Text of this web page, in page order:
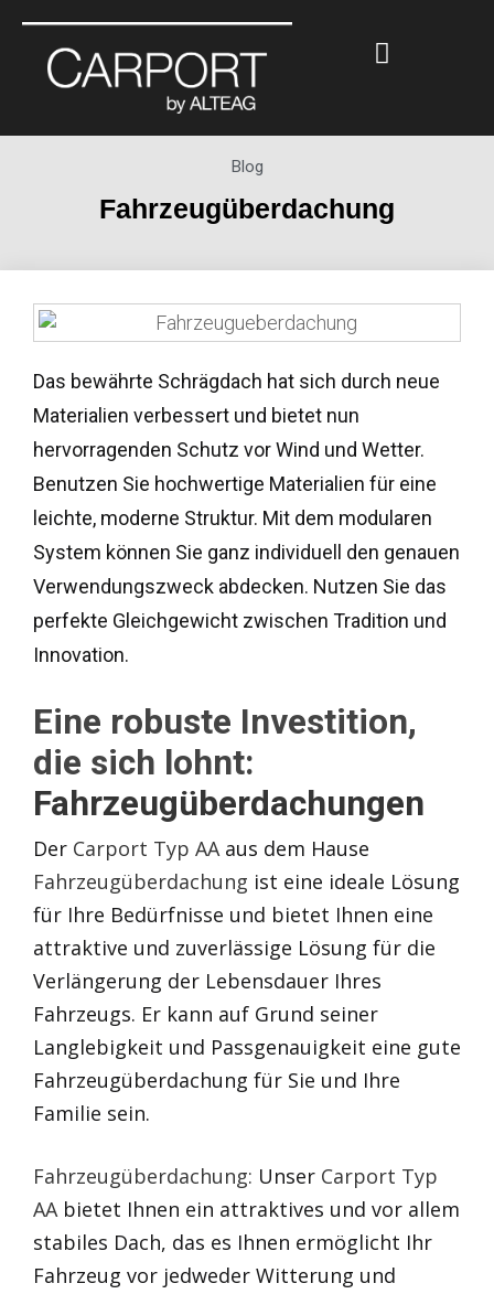
Blog
Fahrzeugüberdachung
Das bewährte Schrägdach hat sich durch neue
Materialien verbessert und bietet nun
hervorragenden Schutz vor Wind und Wetter.
Benutzen Sie hochwertige Materialien für eine
leichte, moderne Struktur. Mit dem modularen
System können Sie ganz individuell den genauen
Verwendungszweck abdecken. Nutzen Sie das
perfekte Gleichgewicht zwischen Tradition und
Innovation.
Eine robuste Investition,
die sich lohnt:
Fahrzeugüberdachungen
Der Carport Typ AAaus dem Hause
Fahrzeugüberdachung ist eine ideale Lösung
für Ihre Bedürfnisse und bietet Ihnen eine
attraktive und zuverlässige Lösung für die
Verlängerung der Lebensdauer Ihres
Fahrzeugs. Er kann auf Grund seiner
Langlebigkeit und Passgenauigkeit eine gute
Fahrzeugüberdachung für Sie und Ihre
Familie sein.
Fahrzeugüberdachung: Unser Carport Typ
AAbietet Ihnen ein attraktives und vor allem
stabiles Dach, das es Ihnen ermöglicht Ihr
Fahrzeug vor jedweder Witterung und